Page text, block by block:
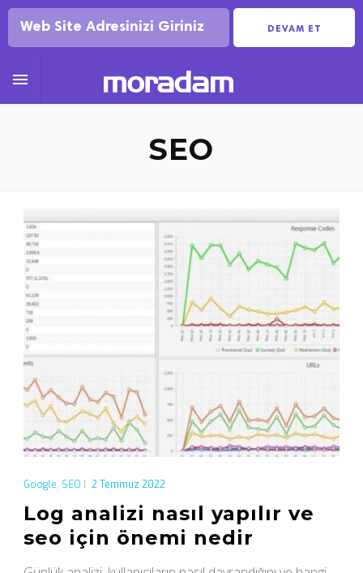
DEVAM ET

SEO
Google, SEO 2 Temmuz 2022
Log analizi nasıl yapılır ve
seo için önemi nedir